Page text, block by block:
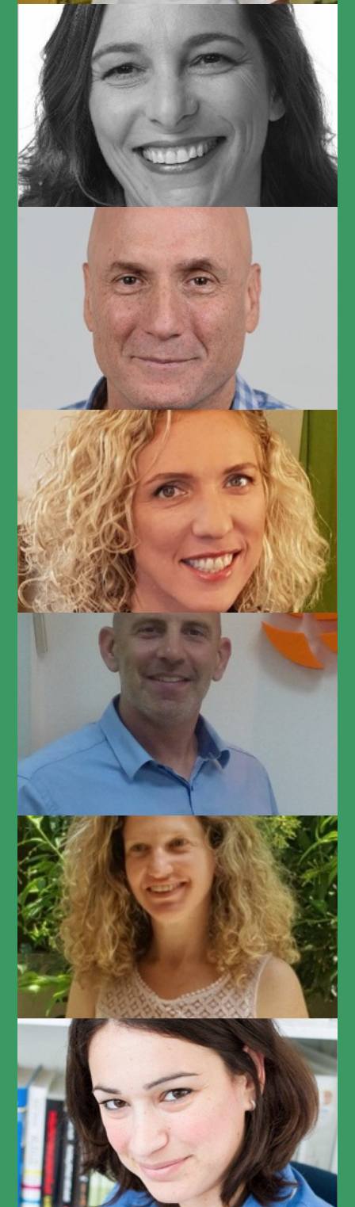
נטע גור שרון
Organization effectiveness & transformation manager at
PMI Ltd
תמיר אלגרנטי
Global VP HR Operations at Orbotech
איילת דותן
HR Manager at Intel
רון יניב
משנה למנכ"ל Compvision
יעל זילברשטיין בראון
Global Compensation & Benefits Manager at Playtika
דר יסניגר
HR Director at NICE